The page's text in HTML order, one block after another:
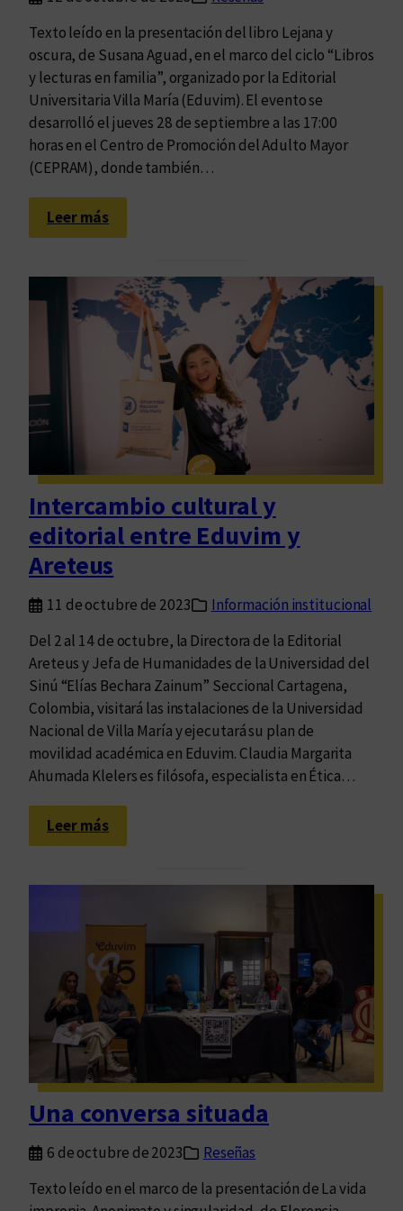
h
o
m
á
s
Texto leído en la presentación del libro Lejana y
oscura, de Susana Aguad, en el marco del ciclo “Libros
y lecturas en familia”, organizado por la Editorial
Universitaria Villa María (Eduvim). El evento se
desarrolló el jueves 28 de septiembre a las 17:00
horas en el Centro de Promoción del Adulto Mayor
(CEPRAM), donde también…
Leer más:
P
i
n
d
a
s
,
c
u
e
p
o
s
e
s
c
r
i
t
o
Intercambio cultural y
editorial entre Eduvim y
Areteus
11 de octubre de 2023
Información institucional
Del 2 al 14 de octubre, la Directora de la Editorial
Areteus y Jefa de Humanidades de la Universidad del
Sinú “Elías Bechara Zainum” Seccional Cartagena,
Colombia, visitará las instalaciones de la Universidad
Nacional de Villa María y ejecutará su plan de
movilidad académica en Eduvim. Claudia Margarita
Ahumada Klelers es filósofa, especialista en Ética…
Leer más:
I
t
c
a
m
b
i
o
c
u
t
u
r
Una conversa situada
6 de octubre de 2023
Reseñas
Texto leído en el marco de la presentación de La vida